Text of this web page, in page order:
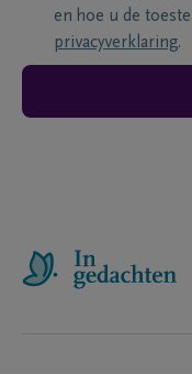
en hoe u de
privacyverklaring.